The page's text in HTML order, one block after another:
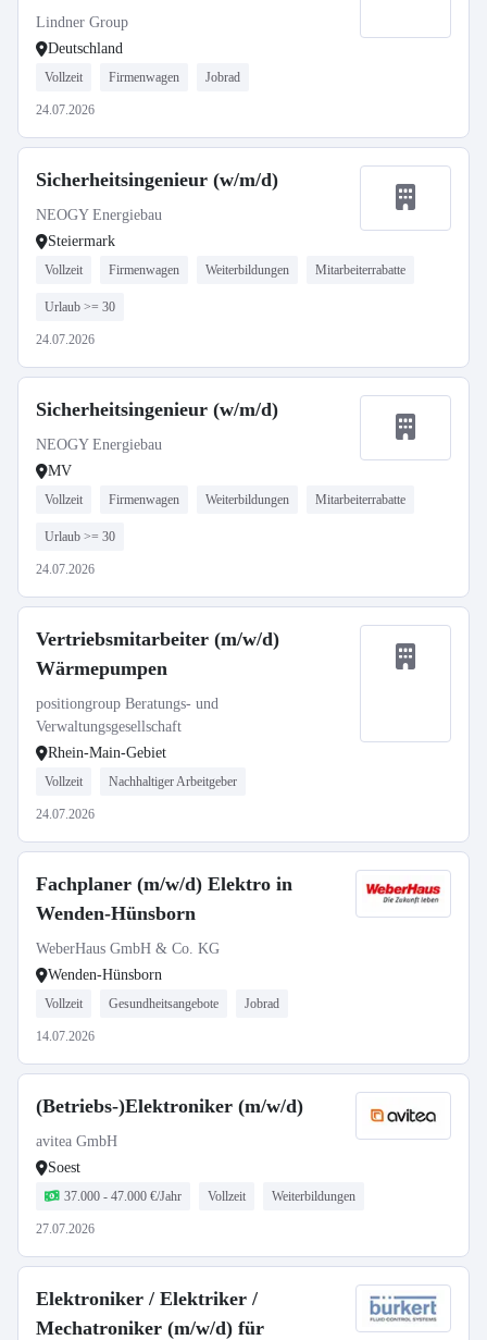
Lindner Group
Deutschland
Vollzeit Firmenwagen Jobrad
24.07.2026
Sicherheitsingenieur (w/m/d)
NEOGY Energiebau
Steiermark
Vollzeit Firmenwagen Weiterbildungen Mitarbeiterrabatte
Urlaub >= 30
24.07.2026
Sicherheitsingenieur (w/m/d)
NEOGY Energiebau
MV
Vollzeit Firmenwagen Weiterbildungen Mitarbeiterrabatte
Urlaub >= 30
24.07.2026
Vertriebsmitarbeiter (m/w/d)
Wärmepumpen
positiongroup Beratungs- und
Verwaltungsgesellschaft
Rhein-Main-Gebiet
Vollzeit Nachhaltiger Arbeitgeber
24.07.2026
Fachplaner (m/w/d) Elektro in
Wenden-Hünsborn
WeberHaus GmbH & Co. KG
Wenden-Hünsborn
Vollzeit Gesundheitsangebote Jobrad
14.07.2026
(Betriebs-)Elektroniker (m/w/d)
avitea GmbH
Soest
37.000 - 47.000 €/Jahr Vollzeit Weiterbildungen
27.07.2026
Elektroniker / Elektriker /
Mechatroniker (m/w/d) für